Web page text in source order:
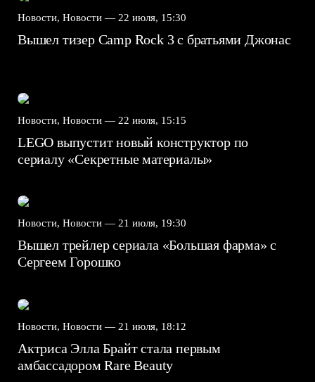
Новости, Новости — 22 июля, 15:30
Вышел тизер Camp Rock 3 с братьями Джонас
Новости, Новости — 22 июля, 15:15
LEGO выпустит новый конструктор по
сериалу «Секретные материалы»
Новости, Новости — 21 июля, 19:30
Вышел трейлер сериала «Большая фарма» с
Сергеем Горошко
Новости, Новости — 21 июля, 18:12
Актриса Элла Брайт стала первым
амбассадором Rare Beauty